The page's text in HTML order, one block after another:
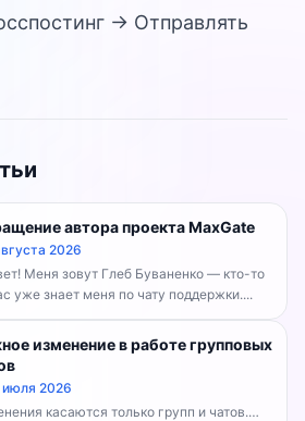
-> Отправлять
автора проекта MaxGate
2026
Меня зовут Глеб Буваненко — кто-то
уже знает меня по чату поддержки....
изменение в работе групповых
июля 2026
касаются только групп и чатов.